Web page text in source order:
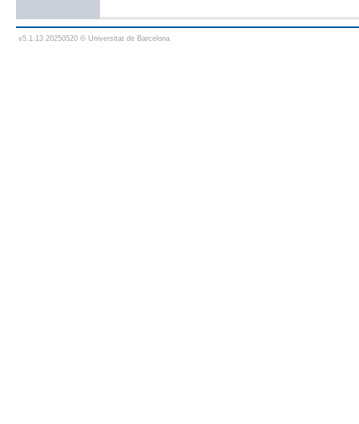
v5.1.13 20250520 © Universitat de Barcelona